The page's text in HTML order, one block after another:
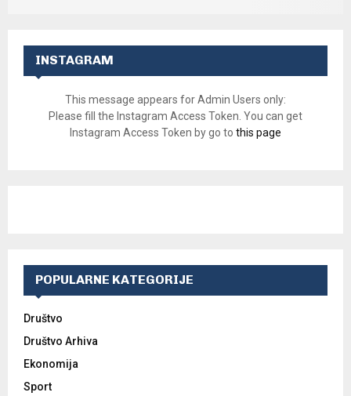
INSTAGRAM
This message appears for Admin Users only:
Please fill the Instagram Access Token. You can get
Instagram Access Token by go to this page
POPULARNE KATEGORIJE
Društvo
Društvo Arhiva
Ekonomija
Sport